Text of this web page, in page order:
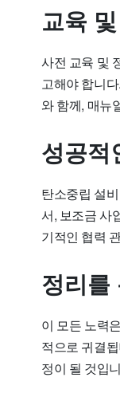
교육
사전 교육 및
고해야 합니다
와 함께, 매뉴
성공적
탄소중립 설
서, 보조금 사
기적인 협력
정리를
이 모든 노력
적으로 귀결
정이 될 것입